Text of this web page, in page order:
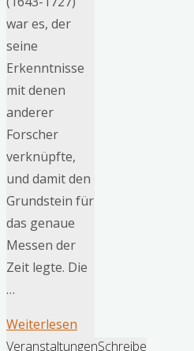
war es, der
seine
Erkenntnisse
mit denen
anderer
Forscher
verknüpfte,
und damit den
Grundstein für
das genaue
Messen der
Zeit legte. Die
…
Weiterlesen
Newton
VeranstaltungenSchreibe